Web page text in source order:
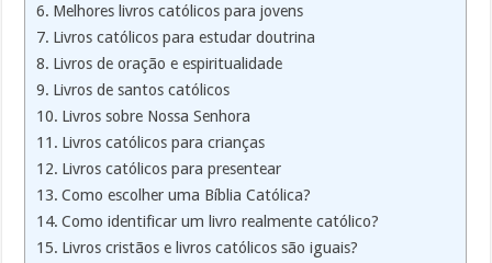
Melhores livros católicos para jovens
Livros católicos para estudar doutrina
Livros de oração e espiritualidade
Livros de santos católicos
Livros sobre Nossa Senhora
Livros católicos para crianças
Livros católicos para presentear
Como escolher uma Bíblia Católica?
Como identificar um livro realmente católico?
Livros cristãos e livros católicos são iguais?